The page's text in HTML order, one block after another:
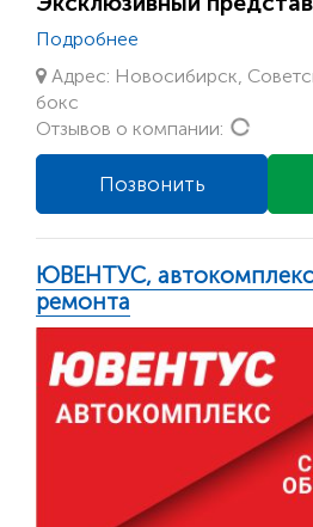
Подробнее
Адрес: Новосибирск,
бокс
Отзывов о компании:
Позвонить
ЮВЕНТУС, автокомплекс
ремонта